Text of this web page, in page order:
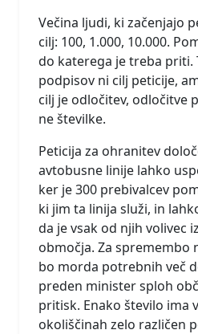
Večina ljudi, ki začenjajo
cilj: 100, 1.000, 10.000.
do katerega je treba priti.
podpisov ni cilj peticije,
cilj je odločitev, odločitve
ne številke.
Peticija za ohranitev
avtobusne linije lahko
ker je 300 prebivalcev
ki jim ta linija služi, in
da je vsak od njih volivec
območja. Za spremembo
bo morda potrebnih več
preden minister sploh
pritisk. Enako število ima
okoliščinah zelo različen